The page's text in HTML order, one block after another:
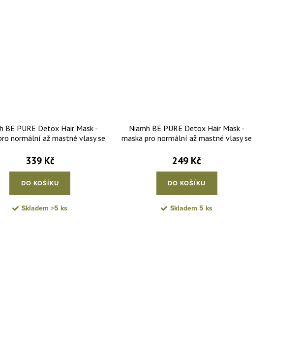
BE PURE Detox Hair Mask -
normální až mastné vlasy se
339 Kč
DO KOŠÍKU
Skladem>5 ks
Niamh BE PURE Detox Hair Mask -
maska pro normální až mastné vlasy se
249 Kč
DO KOŠÍKU
Skladem 5 ks